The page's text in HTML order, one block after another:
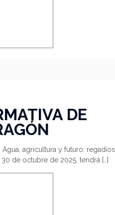
DE
agricultura y futuro: regadíos
de octubre de 2025, tendrá […]